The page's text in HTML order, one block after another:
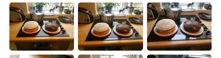
Türkçe Tiếng Việt
Português